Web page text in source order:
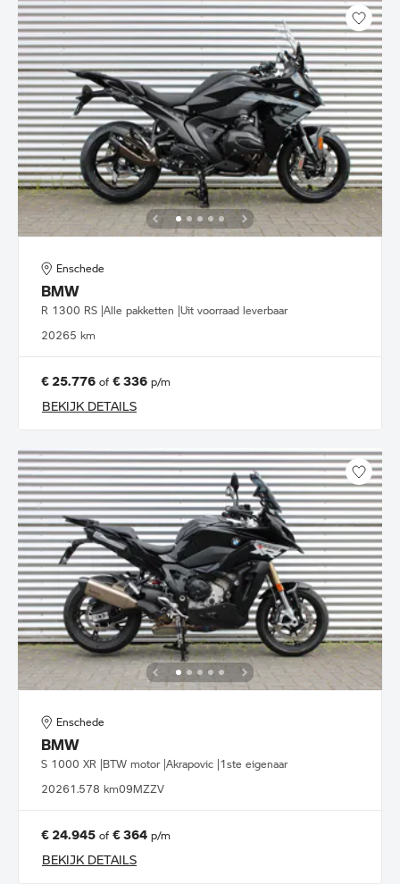
Enschede
BMW
R 1300 RS |Alle pakketten |Uit voorraad leverbaar
20265 km
€ 25.776 of € 336 p/m
BEKIJK DETAILS
Enschede
BMW
S 1000 XR |BTW motor |Akrapovic |1ste eigenaar
20261.578 km09MZZV
€ 24.945 of € 364 p/m
BEKIJK DETAILS